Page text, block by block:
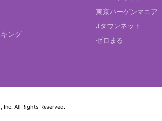
ング
東京バーゲンマニア
Jタウンネット
ゼロまる
Inc. All Rights Reserved.